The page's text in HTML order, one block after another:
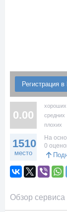
Регистрация
0.00
хороших
средних
плохих
1510
место
На
0
Обзор сервиса